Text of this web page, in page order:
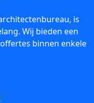
is
Wij bieden een
binnen enkele